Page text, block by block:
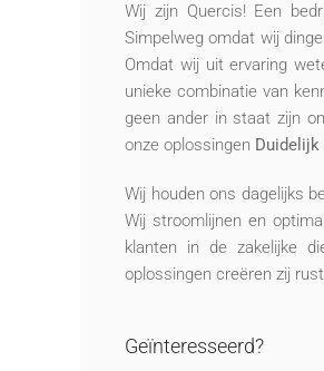
Wij zijn Quercis! Een
Simpelweg omdat wij
Omdat wij uit ervaring
unieke combinatie van
geen ander in staat zijn
onze oplossingen Duidelijk
Wij houden ons dagelijks
Wij stroomlijnen en
klanten in de zakelijke
oplossingen creëren zij
Geïnteresseerd?